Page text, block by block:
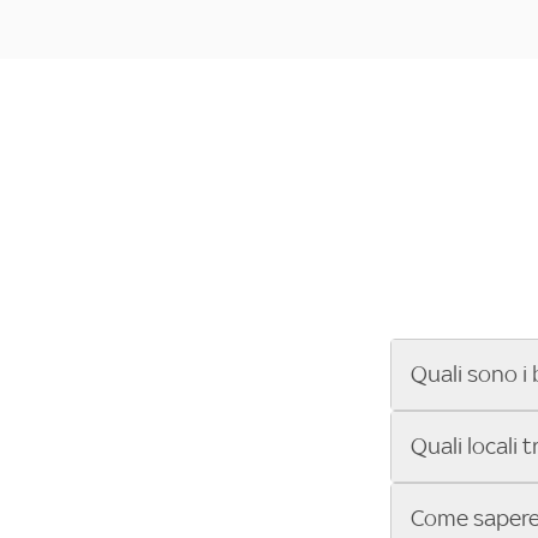
Quali sono i
Se cerchi un
ENILIVE, la
Sky Bar ti
Quali locali
Vuoi sapere
Come